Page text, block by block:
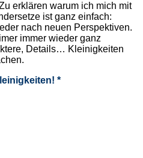
erklären warum ich mich mit
ist ganz einfach:
nach neuen Perspektiven.
immer wieder ganz
Details… Kleinigkeiten
*